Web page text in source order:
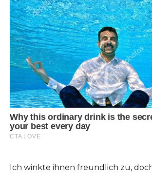
Ich winkte ihnen freundlich zu,